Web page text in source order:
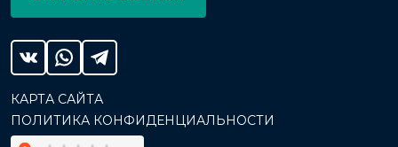
КАРТА САЙТА
ПОЛИТИКА КОНФИДЕНЦИАЛЬНОСТИ